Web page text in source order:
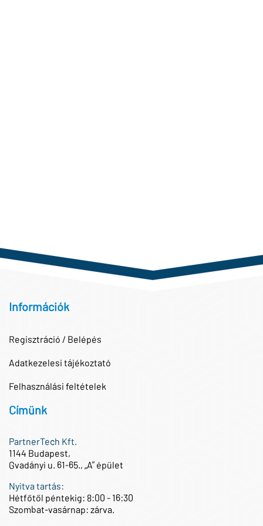
Információk
Regisztráció / Belépés
Adatkezelesi tájékoztató
Felhasználási feltételek
Címünk
PartnerTech Kft.
1144 Budapest,
Gvadányi u. 61-65., „A” épület
Nyitva tartás:
Hétfőtől péntekig: 8:00 - 16:30
Szombat-vasárnap: zárva.